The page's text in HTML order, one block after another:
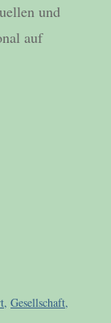
und
auf
, Gesellschaft,